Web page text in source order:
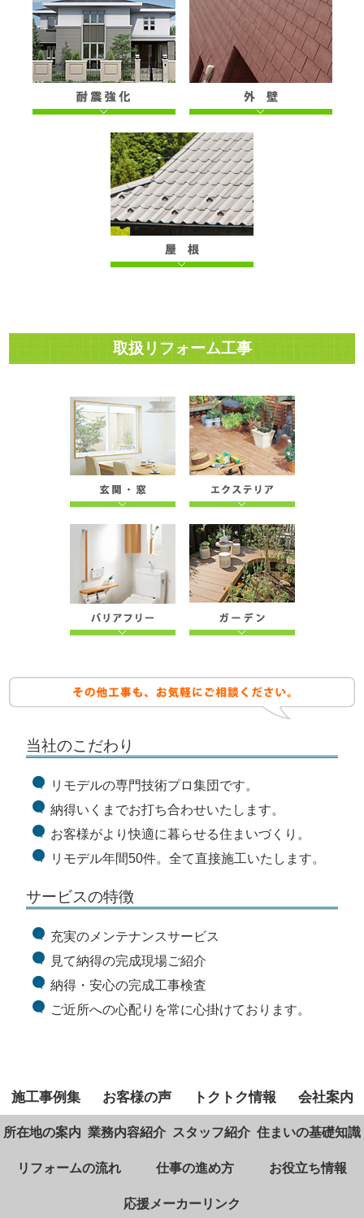
取扱リフォーム工事
当社のこだわり
リモデルの専門技術プロ集団です。
納得いくまでお打ち合わせいたします。
お客様がより快適に暮らせる住まいづくり。
リモデル年間50件。全て直接施工いたします。
サービスの特徴
充実のメンテナンスサービス
見て納得の完成現場ご紹介
納得・安心の完成工事検査
ご近所への心配りを常に心掛けております。
施工事例集 お客様の声 トクトク情報 会社案内
所在地の案内 業務内容紹介 スタッフ紹介 住まいの基礎知識
リフォームの流れ 仕事の進め方 お役立ち情報
応援メーカーリンク